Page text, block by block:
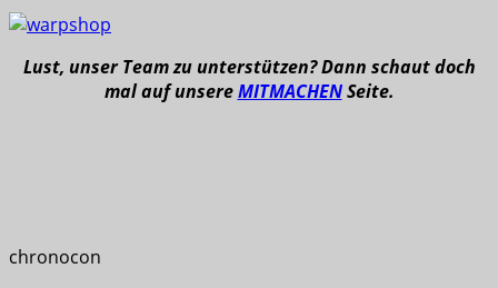
Lust, unser Team zu unterstützen? Dann schaut doch
mal auf unsereMITMACHENSeite.
chronocon